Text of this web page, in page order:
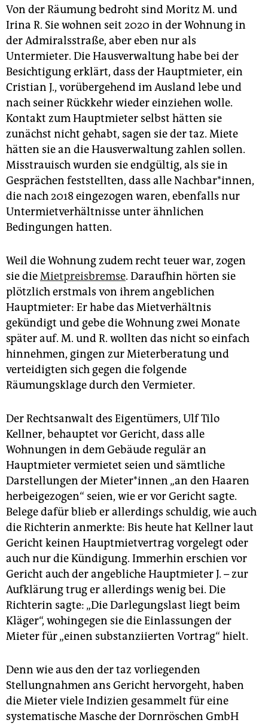
Von der Räumung bedroht sind Moritz M. und
Irina R. Sie wohnen seit 2020 in der Wohnung in
der Admiralsstraße, aber eben nur als
Untermieter. Die Hausverwaltung habe bei der
Besichtigung erklärt, dass der Hauptmieter, ein
Cristian J., vorübergehend im Ausland lebe und
nach seiner Rückkehr wieder einziehen wolle.
Kontakt zum Hauptmieter selbst hätten sie
zunächst nicht gehabt, sagen sie der taz. Miete
hätten sie an die Hausverwaltung zahlen sollen.
Misstrauisch wurden sie endgültig, als sie in
Gesprächen feststellten, dass alle Nachbar*innen,
die nach 2018 eingezogen waren, ebenfalls nur
Untermietverhältnisse unter ähnlichen
Bedingungen hatten.
Weil die Wohnung zudem recht teuer war, zogen
sie dieMietpreisbremse. Daraufhin hörten sie
plötzlich erstmals von ihrem angeblichen
Hauptmieter: Er habe das Mietverhältnis
gekündigt und gebe die Wohnung zwei Monate
später auf. M. und R. wollten das nicht so einfach
hinnehmen, gingen zur Mieterberatung und
verteidigten sich gegen die folgende
Räumungsklage durch den Vermieter.
Der Rechtsanwalt des Eigentümers, Ulf Tilo
Kellner, behauptet vor Gericht, dass alle
Wohnungen in dem Gebäude regulär an
Hauptmieter vermietet seien und sämtliche
Darstellungen der Mie­te­r*in­nen „an den Haaren
herbeigezogen“ seien, wie er vor Gericht sagte.
Belege dafür blieb er allerdings schuldig, wie auch
die Richterin anmerkte: Bis heute hat Kellner laut
Gericht keinen Hauptmietvertrag vorgelegt oder
auch nur die Kündigung. Immerhin erschien vor
Gericht auch der angebliche Hauptmieter J. – zur
Aufklärung trug er allerdings wenig bei. Die
Richterin sagte: „Die Darlegungslast liegt beim
Kläger“, wohingegen sie die Einlassungen der
Mieter für „einen substanziierten Vortrag“ hielt.
Denn wie aus den der taz vorliegenden
Stellungnahmen ans Gericht hervorgeht, haben
die Mieter viele Indizien gesammelt für eine
systematische Masche der Dornröschen GmbH